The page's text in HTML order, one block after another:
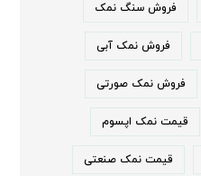
فروش سنگ نمک
فروش نمک آبی
فروش نمک صورتی
قیمت نمک اپسوم
قیمت نمک صنعتی